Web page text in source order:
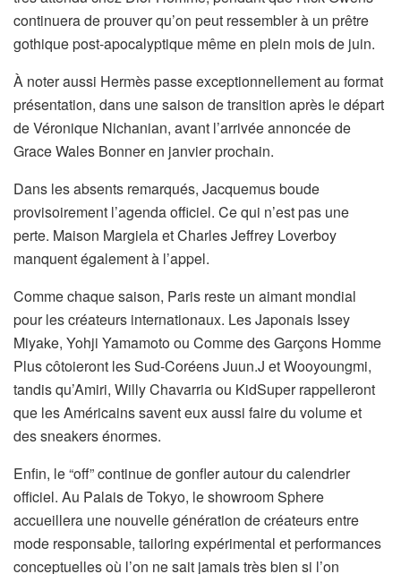
continuera de prouver qu’on peut ressembler à un prêtre
gothique post-apocalyptique même en plein mois de juin.
À noter aussi Hermès passe exceptionnellement au format
présentation, dans une saison de transition après le départ
de Véronique Nichanian, avant l’arrivée annoncée de
Grace Wales Bonner en janvier prochain.
Dans les absents remarqués, Jacquemus boude
provisoirement l’agenda officiel. Ce qui n’est pas une
perte. Maison Margiela et Charles Jeffrey Loverboy
manquent également à l’appel.
Comme chaque saison, Paris reste un aimant mondial
pour les créateurs internationaux. Les Japonais Issey
Miyake, Yohji Yamamoto ou Comme des Garçons Homme
Plus côtoieront les Sud-Coréens Juun.J et Wooyoungmi,
tandis qu’Amiri, Willy Chavarria ou KidSuper rappelleront
que les Américains savent eux aussi faire du volume et
des sneakers énormes.
Enfin, le “off” continue de gonfler autour du calendrier
officiel. Au Palais de Tokyo, le showroom Sphere
accueillera une nouvelle génération de créateurs entre
mode responsable, tailoring expérimental et performances
conceptuelles où l’on ne sait jamais très bien si l’on